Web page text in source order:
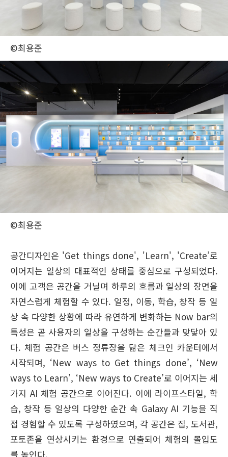
©최용준
©최용준
공간디자인은 'Get things done', 'Learn', 'Create’로
이어지는 일상의 대표적인 상태를 중심으로 구성되었다.
이에 고객은 공간을 거닐며 하루의 흐름과 일상의 장면을
자연스럽게 체험할 수 있다. 일정, 이동, 학습, 창작 등 일
상 속 다양한 상황에 따라 유연하게 변화하는 Now bar의
특성은 곧 사용자의 일상을 구성하는 순간들과 맞닿아 있
다. 체험 공간은 버스 정류장을 닮은 체크인 카운터에서
시작되며, ‘New ways to Get things done’, ‘New
ways to Learn’, ‘New ways to Create’로 이어지는 세
가지 AI 체험 공간으로 이어진다. 이에 라이프스타일, 학
습, 창작 등 일상의 다양한 순간 속 Galaxy AI 기능을 직
접 경험할 수 있도록 구성하였으며, 각 공간은 집, 도서관,
포토존을 연상시키는 환경으로 연출되어 체험의 몰입도
를 높인다.